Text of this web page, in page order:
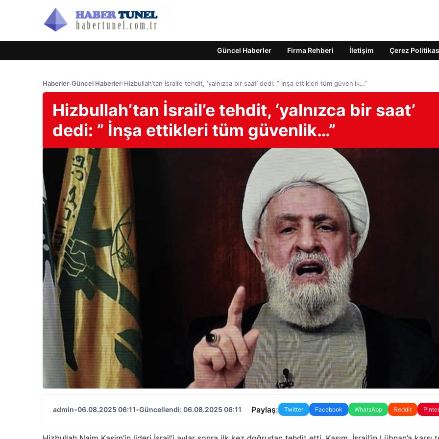
Güncel Haberler Firma Rehberi İletişim Çerez
Haberler›Güncel Haberler›Hizbullah’tan İsrail’e tehdit, ‘yalnızca bir saat’ dedi: ” İnşa ettikleri tüm güvenlik…”
Hizbullah’tan İsrail’e tehdit, ‘yalnızca bir saat’
dedi: ” İnşa ettikleri tüm güvenlik…”
admin•06.08.2025 06:11•Güncellendi: 06.08.2025 06:11 Paylaş: Twitter Facebook WhatsApp Reddit